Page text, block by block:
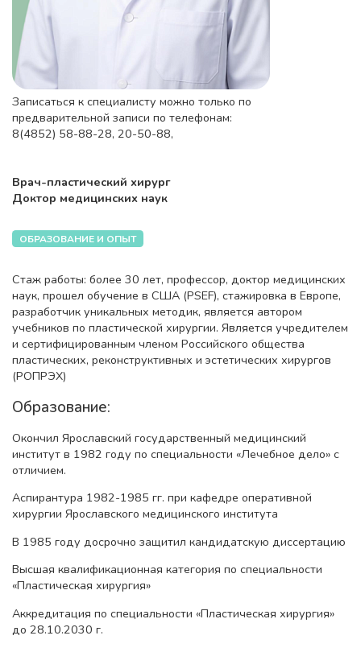
Записаться к специалисту можно только по
предварительной записи по телефонам:
8(4852) 58-88-28, 20-50-88,
Врач-пластический хирург
Доктор медицинских наук
ОБРАЗОВАНИЕ И ОПЫТ
Стаж работы: более 30 лет, профессор, доктор медицинских
наук, прошел обучение в США (PSEF), стажировка в Европе,
разработчик уникальных методик, является автором
учебников по пластической хирургии. Является учредителем
и сертифицированным членом Российского общества
пластических, реконструктивных и эстетических хирургов
(РОПРЭХ)
Образование:
Окончил Ярославский государственный медицинский
институт в 1982 году по специальности «Лечебное дело» с
отличием.
Аспирантура 1982-1985 гг. при кафедре оперативной
хирургии Ярославского медицинского института
В 1985 году досрочно защитил кандидатскую диссертацию
Высшая квалификационная категория по специальности
«Пластическая хирургия»
Аккредитация по специальности «Пластическая хирургия»
до 28.10.2030 г.